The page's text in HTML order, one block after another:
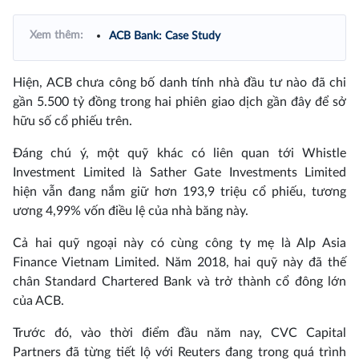
Xem thêm: ACB Bank: Case Study
Hiện, ACB chưa công bố danh tính nhà đầu tư nào đã chi
gần 5.500 tỷ đồng trong hai phiên giao dịch gần đây để sở
hữu số cổ phiếu trên.
Đáng chú ý, một quỹ khác có liên quan tới Whistle
Investment Limited là Sather Gate Investments Limited
hiện vẫn đang nắm giữ hơn 193,9 triệu cổ phiếu, tương
ương 4,99% vốn điều lệ của nhà băng này.
Cả hai quỹ ngoại này có cùng công ty mẹ là Alp Asia
Finance Vietnam Limited. Năm 2018, hai quỹ này đã thế
chân Standard Chartered Bank và trở thành cổ đông lớn
của ACB.
Trước đó, vào thời điểm đầu năm nay, CVC Capital
Partners đã từng tiết lộ với Reuters đang trong quá trình